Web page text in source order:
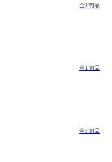
全1商品
全1商品
全3商品